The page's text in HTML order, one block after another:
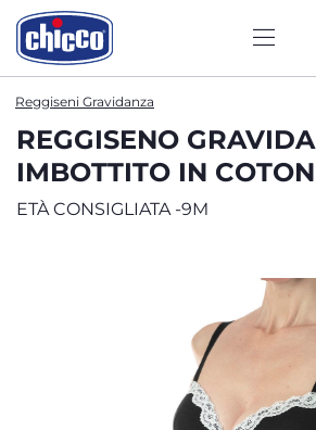
Reggiseni Gravidanza
REGGISENO
IMBOTTITO IN
ETÀ CONSIGLIATA -9M